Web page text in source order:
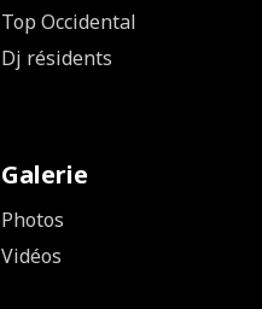
Top Occidental
Dj résidents
Galerie
Photos
Vidéos